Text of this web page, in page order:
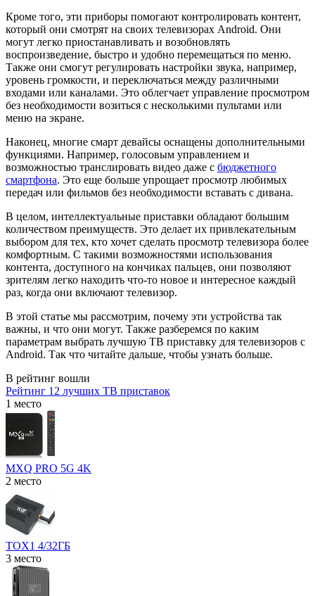
Кроме того, эти приборы помогают контролировать контент,
который они смотрят на своих телевизорах Android. Они
могут легко приостанавливать и возобновлять
воспроизведение, быстро и удобно перемещаться по меню.
Также они смогут регулировать настройки звука, например,
уровень громкости, и переключаться между различными
входами или каналами. Это облегчает управление просмотром
без необходимости возиться с несколькими пультами или
меню на экране.
Наконец, многие смарт девайсы оснащены дополнительными
функциями. Например, голосовым управлением и
возможностью транслировать видео даже с бюджетного
смартфона. Это еще больше упрощает просмотр любимых
передач или фильмов без необходимости вставать с дивана.
В целом, интеллектуальные приставки обладают большим
количеством преимуществ. Это делает их привлекательным
выбором для тех, кто хочет сделать просмотр телевизора более
комфортным. С такими возможностями использования
контента, доступного на кончиках пальцев, они позволяют
зрителям легко находить что-то новое и интересное каждый
раз, когда они включают телевизор.
В этой статье мы рассмотрим, почему эти устройства так
важны, и что они могут. Также разберемся по каким
параметрам выбрать лучшую ТВ приставку для телевизоров с
Android. Так что читайте дальше, чтобы узнать больше.
В рейтинг вошли
Рейтинг 12 лучших ТВ приставок
1 место
MXQ PRO 5G 4K
2 место
TOX1 4/32ГБ
3 место